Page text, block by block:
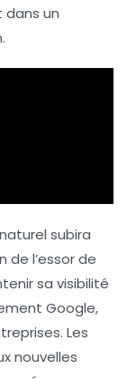
un
subira
de l’essor de
sa visibilité
Google,
Les
nouvelles